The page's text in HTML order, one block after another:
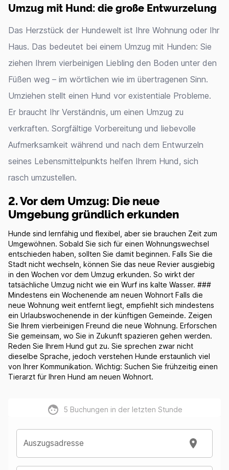
Umzug mit Hund: die große Entwurzelung
Das Herzstück der Hundewelt ist Ihre Wohnung oder Ihr
Haus. Das bedeutet bei einem Umzug mit Hunden: Sie
ziehen Ihrem vierbeinigen Liebling den Boden unter den
Füßen weg – im wörtlichen wie im übertragenen Sinn.
Umziehen stellt einen Hund vor existentiale Probleme.
Er braucht Ihr Verständnis, um einen Umzug zu
verkraften. Sorgfältige Vorbereitung und liebevolle
Aufmerksamkeit während und nach dem Entwurzeln
seines Lebensmittelpunkts helfen Ihrem Hund, sich
rasch umzustellen.
2. Vor dem Umzug: Die neue
Umgebung gründlich erkunden
Hunde sind lernfähig und flexibel, aber sie brauchen Zeit zum
Umgewöhnen. Sobald Sie sich für einen Wohnungswechsel
entschieden haben, sollten Sie damit beginnen. Falls Sie die
Stadt nicht wechseln, können Sie das neue Revier ausgiebig
in den Wochen vor dem Umzug erkunden. So wirkt der
tatsächliche Umzug nicht wie ein Wurf ins kalte Wasser. ###
Mindestens ein Wochenende am neuen Wohnort Falls die
neue Wohnung weit entfernt liegt, empfiehlt sich mindestens
ein Urlaubswochenende in der künftigen Gemeinde. Zeigen
Sie Ihrem vierbeinigen Freund die neue Wohnung. Erforschen
Sie gemeinsam, wo Sie in Zukunft spazieren gehen werden.
Reden Sie Ihrem Hund gut zu. Sie sprechen zwar nicht
dieselbe Sprache, jedoch verstehen Hunde erstaunlich viel
von Ihrer Kommunikation. Wichtig: Suchen Sie frühzeitig einen
Tierarzt für Ihren Hund am neuen Wohnort.
5 Buchungen in der letzten Stunde
Auszugsadresse